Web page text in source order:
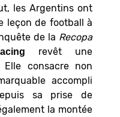
les Argentins ont
leçon de football à
de la Recopa
revêt une
Elle consacre non
accompli
sa prise de
la montée